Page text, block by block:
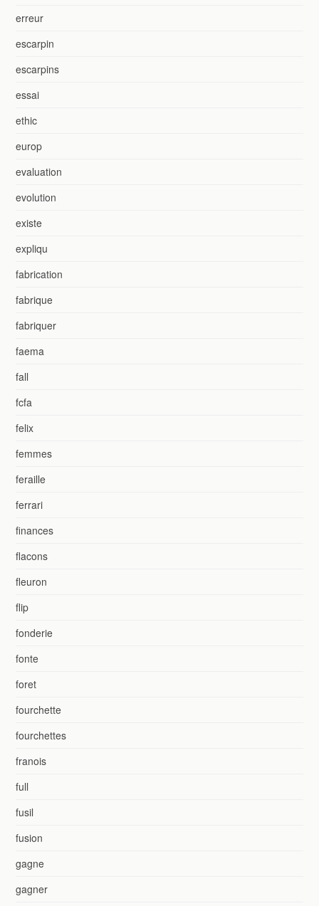
erreur
escarpin
escarpins
essai
ethic
europ
evaluation
evolution
existe
expliqu
fabrication
fabrique
fabriquer
faema
fall
fcfa
felix
femmes
feraille
ferrari
finances
flacons
fleuron
flip
fonderie
fonte
foret
fourchette
fourchettes
franois
full
fusil
fusion
gagne
gagner